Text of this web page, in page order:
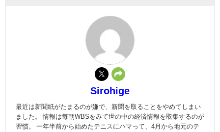
Sirohige
最近は新聞紙がたまるのが嫌で、新聞を取ることをやめてしまい
ました。 情報は毎朝WBSをみて世の中の経済情報を取集するのが
習慣。 一年半前から始めたテニスにハマって、4月から地元のテ